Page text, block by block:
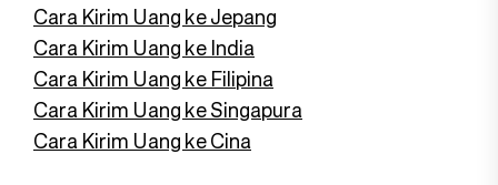
Cara Kirim Uang ke Jepang
Cara Kirim Uang ke India
Cara Kirim Uang ke Filipina
Cara Kirim Uang ke Singapura
Cara Kirim Uang ke Cina